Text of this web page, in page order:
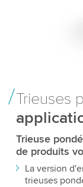
Trieuses
Trieuse
de produits
La version
trieuses